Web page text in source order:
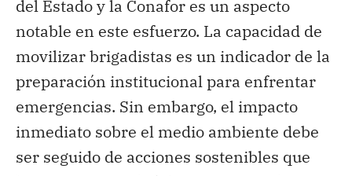
del Estado y la Conafor es un aspecto
notable en este esfuerzo. La capacidad de
movilizar brigadistas es un indicador de la
preparación institucional para enfrentar
emergencias. Sin embargo, el impacto
inmediato sobre el medio ambiente debe
ser seguido de acciones sostenibles que